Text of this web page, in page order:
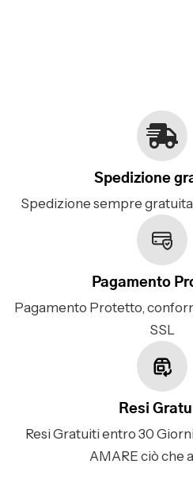
Spedizione
Spedizione sempre
Pagamento
Pagamento Protetto,
SSL
Resi
Resi Gratuiti entro 30
AMARE ciò che